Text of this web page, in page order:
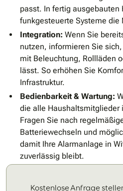
passt. In fertig ausgebauten
funkgesteuerte Systeme die
Integration: Wenn Sie
nutzen, informieren Sie
mit Beleuchtung, Rollläden
lässt. So erhöhen Sie
Infrastruktur.
Bedienbarkeit & Wartung:
die alle Haushaltsmitglieder
Fragen Sie nach
Batteriewechseln und
damit Ihre Alarmanlage in
zuverlässig bleibt.
Kostenlose Anfrage